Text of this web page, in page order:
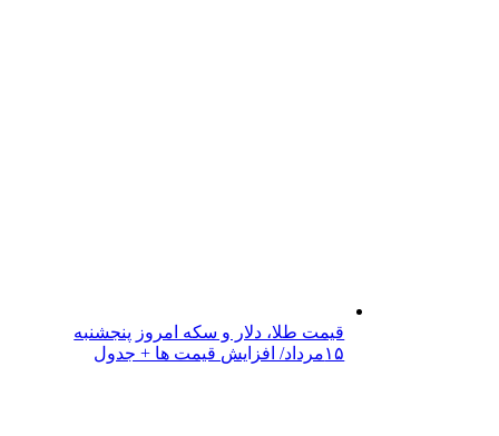
قیمت طلا، دلار و سکه امروز پنجشنبه
۱۵مرداد/ افزایش قیمت ها + جدول